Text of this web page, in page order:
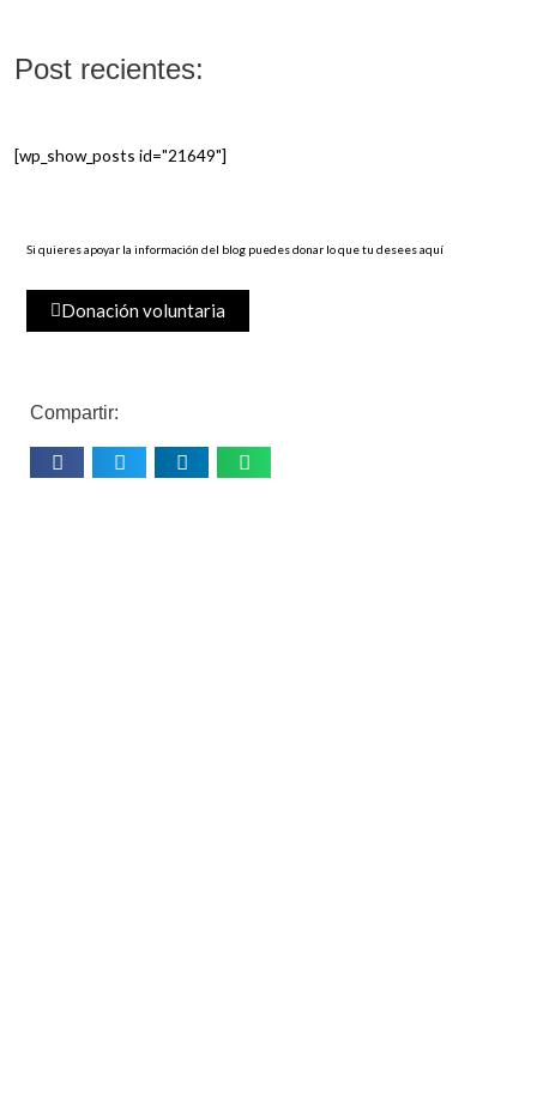
Post recientes:
[wp_show_posts id="21649"]
Si quieres apoyar la información del blog puedes donar lo que tu desees aquí
Donación voluntaria
Compartir: